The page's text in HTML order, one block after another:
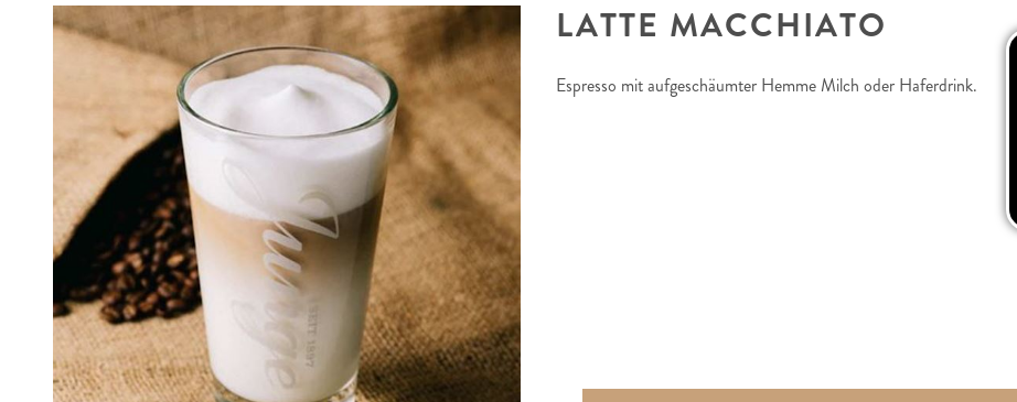
LATTE MACCHIATO
Espresso mit aufgeschäumter Hemme Milch oder Haferdrink.